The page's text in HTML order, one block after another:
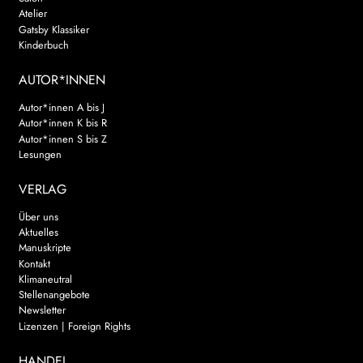
Atelier
Gatsby Klassiker
Kinderbuch
AUTOR*INNEN
Autor*innen A bis J
Autor*innen K bis R
Autor*innen S bis Z
Lesungen
VERLAG
Über uns
Aktuelles
Manuskripte
Kontakt
Klimaneutral
Stellenangebote
Newsletter
Lizenzen | Foreign Rights